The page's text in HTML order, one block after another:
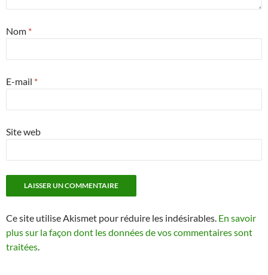
Nom *
E-mail *
Site web
Ce site utilise Akismet pour réduire les indésirables. En savoir
plus sur la façon dont les données de vos commentaires sont
traitées.